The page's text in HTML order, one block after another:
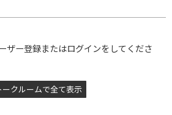
ザー登録またはログインをしてくださ
クルームで全て表示